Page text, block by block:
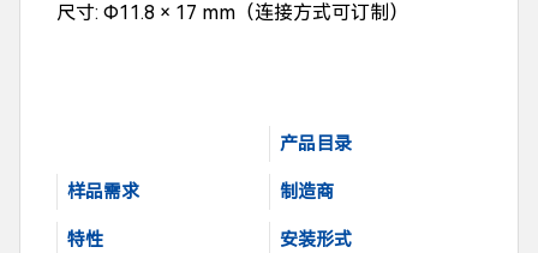
尺寸: Φ11.8 × 17 mm （连接方式可订制）
产品目录
样品需求 制造商
特性 安装形式